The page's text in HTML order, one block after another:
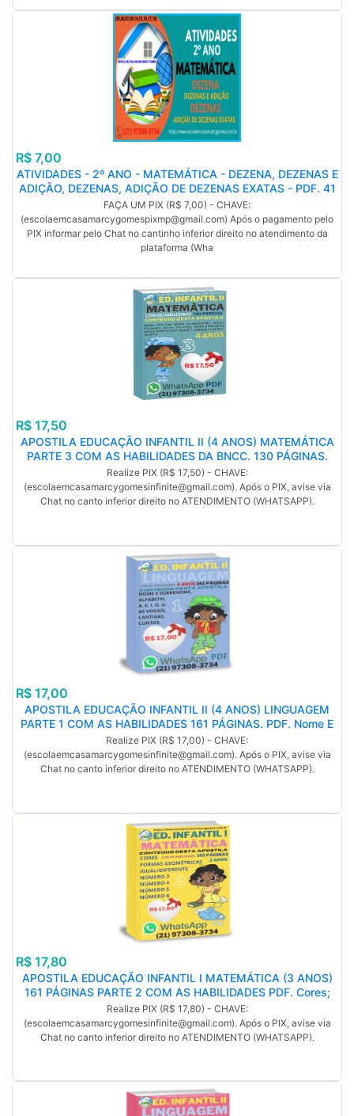
R$ 7,00
ATIVIDADES - 2º ANO - MATEMÁTICA - DEZENA, DEZENAS E
ADIÇÃO, DEZENAS, ADIÇÃO DE DEZENAS EXATAS - PDF. 41
PÁGINAS.
FAÇA UM PIX (R$ 7,00) - CHAVE:
(escolaemcasamarcygomespixmp@gmail.com) Após o pagamento pelo
PIX informar pelo Chat no cantinho inferior direito no atendimento da
plataforma (Wha
R$ 17,50
APOSTILA EDUCAÇÃO INFANTIL II (4 ANOS) MATEMÁTICA
PARTE 3 COM AS HABILIDADES DA BNCC. 130 PÁGINAS.
PDF. NÚMEROS 5, 6, 7, 8, 9, 10. (MP)
Realize PIX (R$ 17,50) - CHAVE:
(escolaemcasamarcygomesinfinite@gmail.com). Após o PIX, avise via
Chat no canto inferior direito no ATENDIMENTO (WHATSAPP).
R$ 17,00
APOSTILA EDUCAÇÃO INFANTIL II (4 ANOS) LINGUAGEM
PARTE 1 COM AS HABILIDADES 161 PÁGINAS. PDF. Nome E
Sobrenome, Alfabeto, A, E, I, O, U, As vogais, Cantigas,
Contos, (MP).
Realize PIX (R$ 17,00) - CHAVE:
(escolaemcasamarcygomesinfinite@gmail.com). Após o PIX, avise via
Chat no canto inferior direito no ATENDIMENTO (WHATSAPP).
R$ 17,80
APOSTILA EDUCAÇÃO INFANTIL I MATEMÁTICA (3 ANOS)
161 PÁGINAS PARTE 2 COM AS HABILIDADES PDF. Cores;
Formas geométricas; Igual/diferente; Número 3; Número 4;
Número 5; Número 6. (MP).
Realize PIX (R$ 17,80) - CHAVE:
(escolaemcasamarcygomesinfinite@gmail.com). Após o PIX, avise via
Chat no canto inferior direito no ATENDIMENTO (WHATSAPP).